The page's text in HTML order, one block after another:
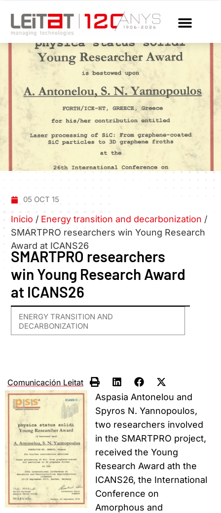
05 OCT 15
Inicio / Energy transition and decarbonization /
SMARTPRO researchers win Young Research
Award at ICANS26
SMARTPRO researchers
win Young Research Award
at ICANS26
ENERGY TRANSITION AND
DECARBONIZATION
Comunicación Leitat
Aspasia Antonelou and
Spyros N. Yannopoulos,
two researchers involved
in the SMARTPRO project,
received the Young
Research Award ath the
ICANS26, the International
Conference on
Amorphous and